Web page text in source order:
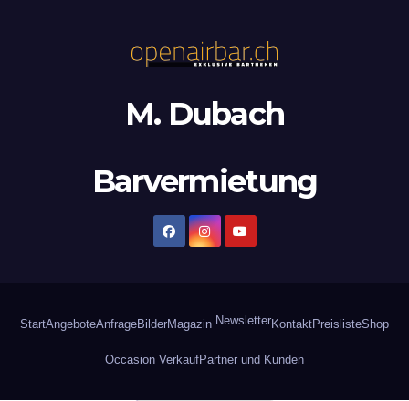
M. Dubach
Barvermietung
StartAngeboteAnfrageBilderMagazin NewsletterKontaktPreislisteShop
Occasion VerkaufPartner und Kunden